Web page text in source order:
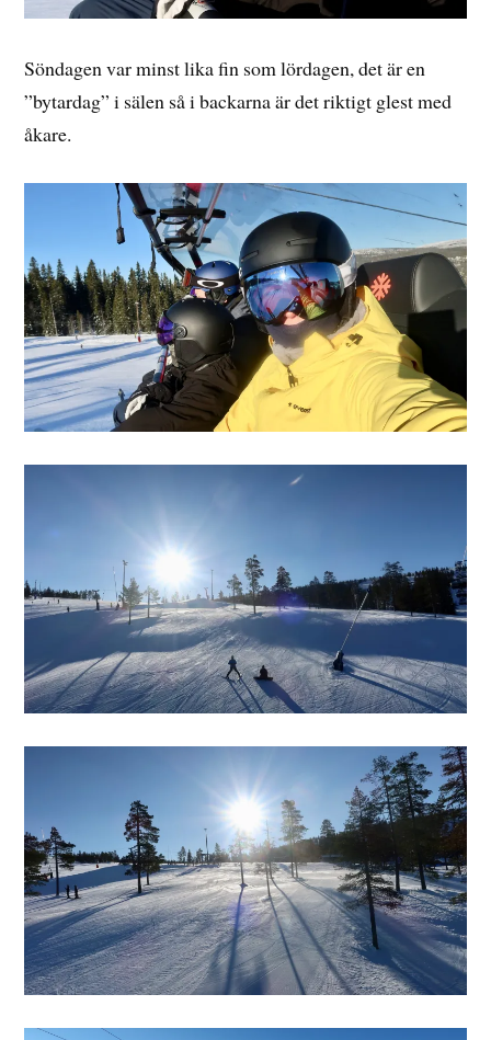
Söndagen var minst lika fin som lördagen, det är en
”bytardag” i sälen så i backarna är det riktigt glest med
åkare.